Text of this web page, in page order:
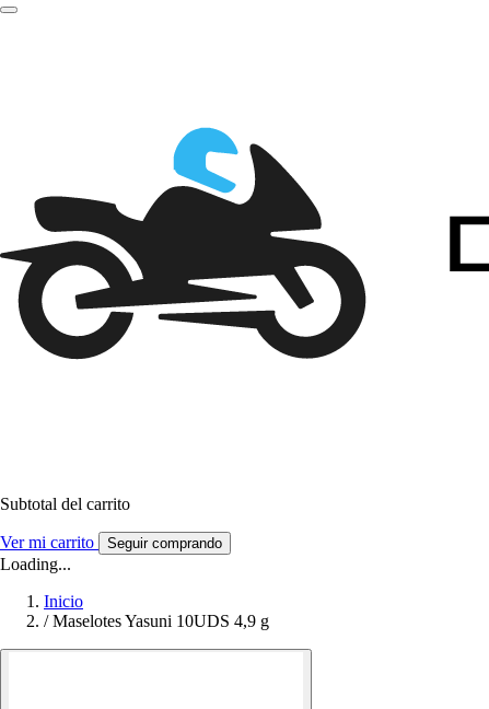
Subtotal del carrito
Ver mi carrito Seguir comprando
Loading...
Inicio
/ Maselotes Yasuni 10UDS 4,9 g